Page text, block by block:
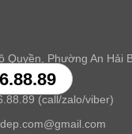
Quyền, Phường An Hải
(call/zalo/viber)